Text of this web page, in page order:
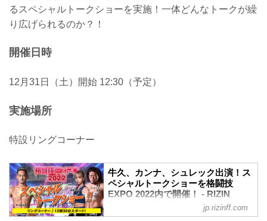
るスペシャルトークショーを実施！一体どんなトークが繰
り広げられるのか？！
開催日時
12月31日（土）開始 12:30（予定）
実施場所
特設リングコーナー
牛久、カンナ、シュレック出演！ス
ペシャルトークショーを格闘技
EXPO 2022内で開催！ - RIZIN
FIGHTING FEDERATION オフィシ
ャルサイト
jp.rizinff.com